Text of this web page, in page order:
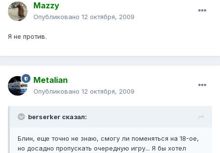
Mazzy
Опубликовано 12 октября, 2009
Я не против.
Metalian
Опубликовано 12 октября, 2009
berserker сказал:
Блин, еще точно не знаю, смогу ли поменяться на 18-ое,
но досадно пропускать очередную игру... Я бы хотел